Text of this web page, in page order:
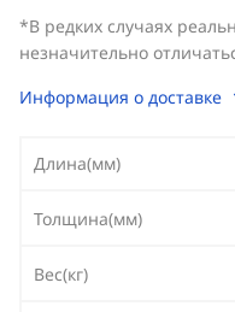
*В редких случаях
незначительно
Информация о доставке
Длина(мм)
Толщина(мм)
Вес(кг)